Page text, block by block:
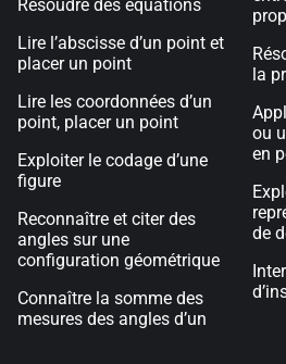
Résoudre des équations
Lire l’abscisse d’un point et
placer un point
Lire les coordonnées d’un
point, placer un point
Exploiter le codage d’une
figure
Reconnaître et citer des
angles sur une
configuration géométrique
Connaître la somme des
mesures des angles d’un
la
ou
en
de